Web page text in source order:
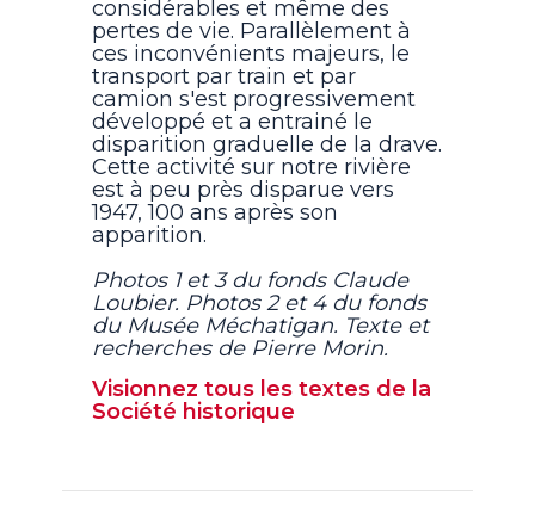
considérables et même des
pertes de vie. Parallèlement à
ces inconvénients majeurs, le
transport par train et par
camion s'est progressivement
développé et a entrainé le
disparition graduelle de la drave.
Cette activité sur notre rivière
est à peu près disparue vers
1947, 100 ans après son
apparition.
Photos 1 et 3 du fonds Claude
Loubier. Photos 2 et 4 du fonds
du Musée Méchatigan. Texte et
recherches de Pierre Morin.
Visionnez tous les textes de la
Société historique